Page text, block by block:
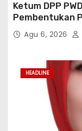
Ketum DPP
Pembentukan
Susunan Dan
Agu 6, 2026
HEADLINE